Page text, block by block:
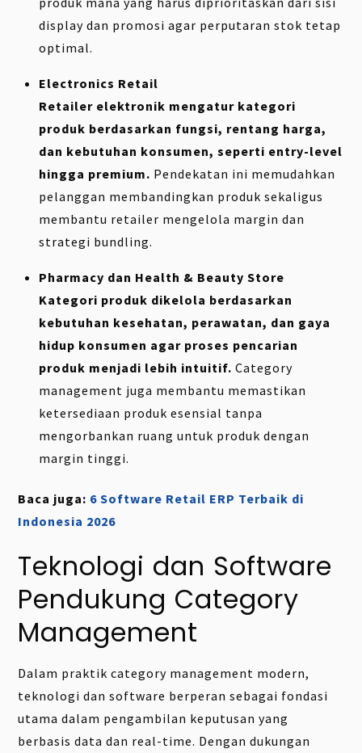
display dan promosi agar perputaran stok tetap
optimal.
Electronics Retail
Retailer elektronik mengatur kategori
produk berdasarkan fungsi, rentang harga,
dan kebutuhan konsumen, seperti entry-level
hingga premium. Pendekatan ini memudahkan
pelanggan membandingkan produk sekaligus
membantu retailer mengelola margin dan
strategi bundling.
Pharmacy dan Health & Beauty Store
Kategori produk dikelola berdasarkan
kebutuhan kesehatan, perawatan, dan gaya
hidup konsumen agar proses pencarian
produk menjadi lebih intuitif. Category
management juga membantu memastikan
ketersediaan produk esensial tanpa
mengorbankan ruang untuk produk dengan
margin tinggi.
Baca juga: 6 Software Retail ERP Terbaik di
Indonesia 2026
Teknologi dan Software
Pendukung Category
Management
Dalam praktik category management modern,
teknologi dan software berperan sebagai fondasi
utama dalam pengambilan keputusan yang
berbasis data dan real-time. Dengan dukungan